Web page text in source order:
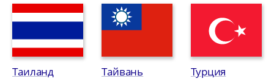
Таиланд Тайвань Турция